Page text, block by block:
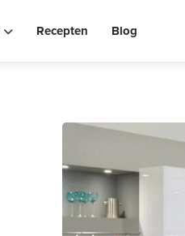
Recepten Blog